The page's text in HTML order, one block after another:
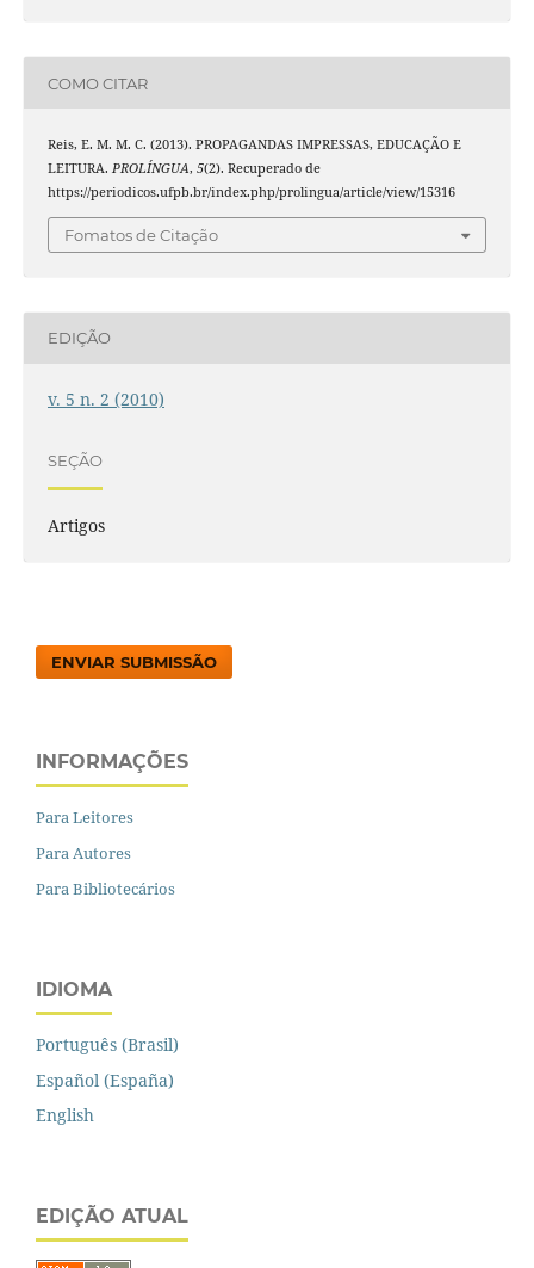
COMO CITAR
Reis, E. M. M. C. (2013). PROPAGANDAS IMPRESSAS, EDUCAÇÃO E
LEITURA. PROLÍNGUA, 5(2). Recuperado de
https://periodicos.ufpb.br/index.php/prolingua/article/view/15316
Fomatos de Citação
EDIÇÃO
v. 5 n. 2 (2010)
SEÇÃO
Artigos
ENVIAR SUBMISSÃO
INFORMAÇÕES
Para Leitores
Para Autores
Para Bibliotecários
IDIOMA
Português (Brasil)
Español (España)
English
EDIÇÃO ATUAL